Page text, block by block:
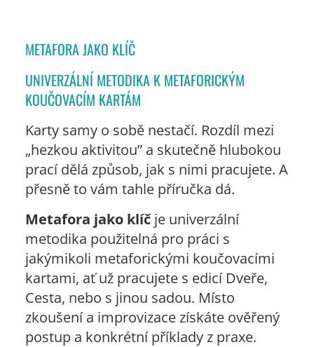
METAFORA JAKO KLÍČ
UNIVERZÁLNÍ METODIKA K METAFORICKÝM
KOUČOVACÍM KARTÁM
Karty samy o sobě nestačí. Rozdíl mezi
„hezkou aktivitou” a skutečně hlubokou
prací dělá způsob, jak s nimi pracujete. A
přesně to vám tahle příručka dá.
Metafora jako klíč je univerzální
metodika použitelná pro práci s
jakýmikoli metaforickými koučovacími
kartami, ať už pracujete s edicí Dveře,
Cesta, nebo s jinou sadou. Místo
zkoušení a improvizace získáte ověřený
postup a konkrétní příklady z praxe.